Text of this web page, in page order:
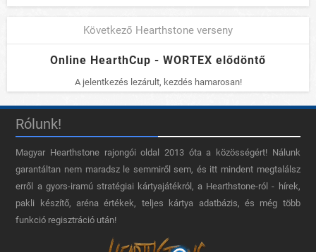
Következő Hearthstone verseny
Online HearthCup - WORTEX elődöntő
A jelentkezés lezárult, kezdés hamarosan!
Rólunk!
Magyar Hearthstone​ rajongói oldal 2013 óta a közösségért! Nálunk
garantáltan nem maradsz le semmiről sem, és itt mindent megtalálsz
erről a gyors-iramú stratégiai kártyajátékról, a Hearthstone-ról - hírek,
pakli készítő, aréna értékek, teljes kártya adatbázis, és még több
funkció regisztráció után!